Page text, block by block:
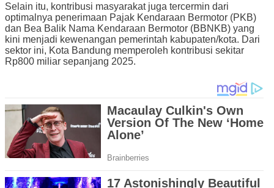
Selain itu, kontribusi masyarakat juga tercermin dari
optimalnya penerimaan Pajak Kendaraan Bermotor (PKB)
dan Bea Balik Nama Kendaraan Bermotor (BBNKB) yang
kini menjadi kewenangan pemerintah kabupaten/kota. Dari
sektor ini, Kota Bandung memperoleh kontribusi sekitar
Rp800 miliar sepanjang 2025.